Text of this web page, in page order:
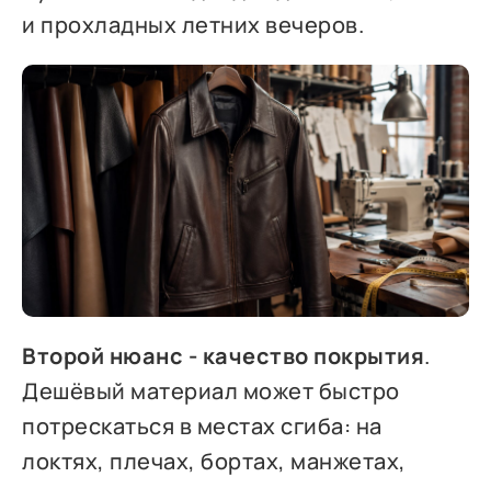
и прохладных летних вечеров.
Второй нюанс - качество покрытия.
Дешёвый материал может быстро
потрескаться в местах сгиба: на
локтях, плечах, бортах, манжетах,